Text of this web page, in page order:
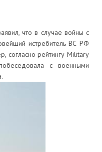
что в случае войны с
истребитель ВС РФ
согласно рейтингу Military
с военными